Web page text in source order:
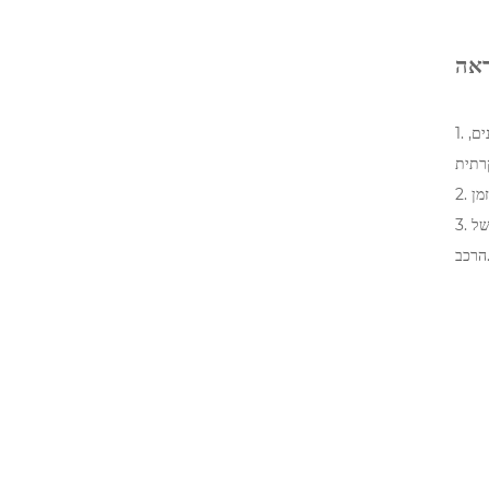
1. המפעל שלנו מאמץ שפת עיצוב מודרנית של פיסול נוזלי. מסגרת הכרום המשושה מתארת ​​חזית מודגשת, חולקת את אותו מקור עיצובי כמו דגמי סנטה פה האחרונים,
3. השבכה מוגבהת מעט משני הצדדים, ומתחברת בצורה חלקה עם הפנסים החדים עם עין נשר כדי ליצור אפקט חזותי משולב, המעלים את העיצוב הדינמי הכללי של